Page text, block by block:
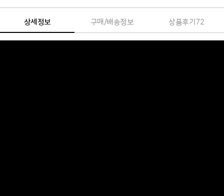
상세정보 구매/배송정보 상품후기 72